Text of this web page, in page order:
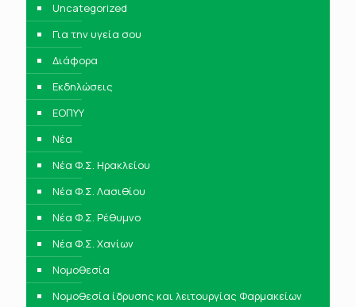
Uncategorized
Για την υγεία σου
Διάφορα
Εκδηλώσεις
ΕΟΠΥΥ
Νέα
Νέα Φ.Σ. Ηρακλείου
Νέα Φ.Σ. Λασιθίου
Νέα Φ.Σ. Ρέθυμνο
Νέα Φ.Σ. Χανίων
Νομοθεσία
Νομοθεσία ίδρυσης και λειτουργίας Φαρμακείων